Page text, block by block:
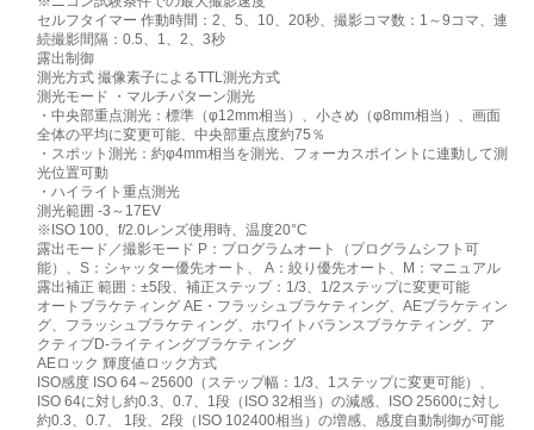
セルフタイマー 作動時間：2、5、10、20秒、撮影コマ数：1～9コマ、連
続撮影間隔：0.5、1、2、3秒
露出制御
測光方式 撮像素子によるTTL測光方式
測光モード ・マルチパターン測光
・中央部重点測光：標準（φ12mm相当）、小さめ（φ8mm相当）、画面
全体の平均に変更可能、中央部重点度約75％
・スポット測光：約φ4mm相当を測光、フォーカスポイントに連動して測
光位置可動
・ハイライト重点測光
測光範囲 -3～17EV
※ISO 100、f/2.0レンズ使用時、温度20°C
露出モード／撮影モード P：プログラムオート（プログラムシフト可
能）、S：シャッター優先オート、 A：絞り優先オート、M：マニュアル
露出補正 範囲：±5段、補正ステップ：1/3、1/2ステップに変更可能
オートブラケティング AE・フラッシュブラケティング、AEブラケティン
グ、フラッシュブラケティング、ホワイトバランスブラケティング、ア
クティブD-ライティングブラケティング
AEロック 輝度値ロック方式
ISO感度 ISO 64～25600（ステップ幅：1/3、1ステップに変更可能）、
ISO 64に対し約0.3、0.7、1段（ISO 32相当）の減感、ISO 25600に対し
約0.3、0.7、 1段、2段（ISO 102400相当）の増感、感度自動制御が可能